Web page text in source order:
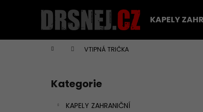
KAPELY
Domů VTIPNÁ TRIČKA
Přeskočit
kategorie
Kategorie
KAPELY ZAHRANIČNÍ
í
Zpět
do
Zpět
do